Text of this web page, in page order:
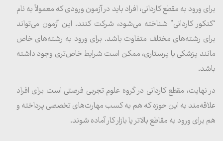
برای ورود به مقطع کاردانی، افراد باید در آزمون ورودی که معمولاً به نام
“کنکور کاردانی” شناخته می‌شود، شرکت کنند. این آزمون می‌تواند
برای رشته‌های مختلف متفاوت باشد. برای ورود به رشته‌های خاص
مانند پزشکی یا پرستاری، ممکن است شرایط خاص‌تری وجود داشته
باشد.
در نهایت، مقطع کاردانی در گروه علوم تجربی فرصتی است برای افراد
علاقه‌مند به این حوزه که هم به کسب مهارت‌های تخصصی پرداخته و
هم برای ورود به مقاطع بالاتر یا بازار کار آماده شوند.